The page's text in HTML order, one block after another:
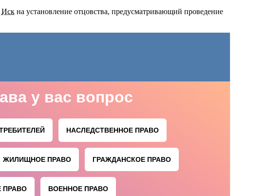
Иск на установление отцовства, предусматривающий проведение